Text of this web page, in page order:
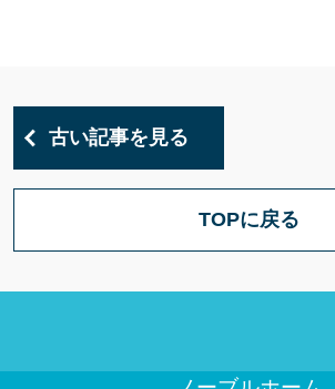
古い記事を見る
TOPに戻る